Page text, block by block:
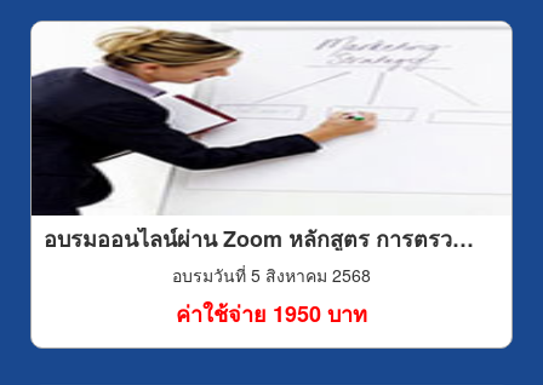
เราได้เมื่อเราได้ย้อนกลับมาอ่านอีกครั้งหนึ่ง 7.การหาแบบ
อย่างหรือบุคคลตัวอย่างโดยเฉพาะบุคคลที่ประสบความ
สำเร็จหรือบุคคลที่เราอยากจะมีชีวิตแบบเขาก็เป็นอีกทาง
หนึ่งในการสร้างแรงบันดาลใจขึ้นภายในตนเอง ศึกษาว่า
เขามีแนวคิด แนวปฏิบัติอย่างไรจึงประสบความสำเร็จเราก็
สามารถนำเอามาสร้างแรงบันดาลใจเพื่อต้นแบบสู่ความ
สำเร็จของเราได้ 8.มีเป้าหมายและวิสัยทัศน์ที่ชัดเจนก่อนจะ
พิชิตเป้าหมาย ต้องรู้ก่อนว่า เป้าหมายของเรานั้นคืออะไร
เป้าหมายที่ชัดเจนทำให้เรารู้ว่าต้องการจะเป็นอะไร ผู้ที่ไม่มี
เป้าหมายในชีวิตก็เหมือนคนที่ไม่มีแรงผลักดัน ขาดแรงจูงใจ
และจะไม่ประสบความสำเร็จในชีวิต 9.การอ่านหนังสือดีๆ
หนังสือที่ดีสามารถสร้างแรงบันดาลใจให้กับเราได้ ผู้นำใน
หลายๆประเทศได้อ่านเรื่องเรื่องของบุคคลสำคัญใน
ประวัติศาสตร์ทางการเมือง ผู้นำประเทศเหล่านั้นจึงได้สร้าง
อบรมออนไลน์ผ่าน Zoom หลักสูตร การตรวจประเมินผู้ขายอย่างมืออาชีพ (Supplier Audit as Professional)
อบรมวันที่ 5 สิงหาคม 2568
ค่าใช้จ่าย 1950 บาท